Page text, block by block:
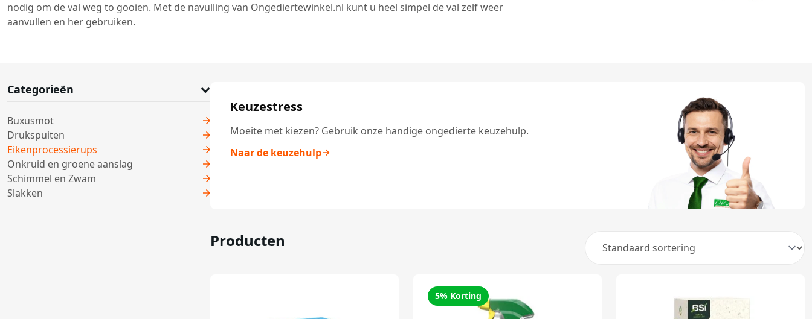
nodig om de val weg to gooien. Met de navulling van Ongediertewinkel.nl kunt u heel simpel de val zelf weer
aanvullen en her gebruiken.
Categorieën
Buxusmot
Drukspuiten
Eikenprocessierups
Onkruid en groene aanslag
Schimmel en Zwam
Slakken
Keuzestress
Moeite met kiezen? Gebruik onze handige ongedierte keuzehulp.
Naar de keuzehulp
Producten
5% Korting